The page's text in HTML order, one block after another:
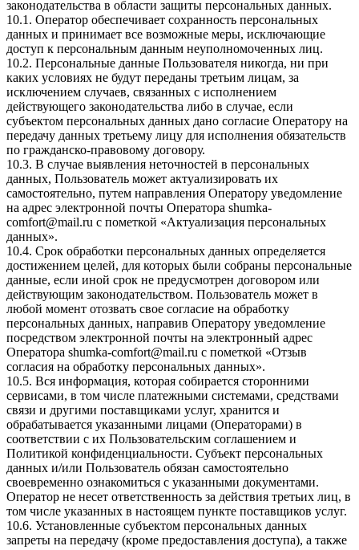
законодательства в области защиты персональных данных.
10.1. Оператор обеспечивает сохранность персональных
данных и принимает все возможные меры, исключающие
доступ к персональным данным неуполномоченных лиц.
10.2. Персональные данные Пользователя никогда, ни при
каких условиях не будут переданы третьим лицам, за
исключением случаев, связанных с исполнением
действующего законодательства либо в случае, если
субъектом персональных данных дано согласие Оператору на
передачу данных третьему лицу для исполнения обязательств
по гражданско-правовому договору.
10.3. В случае выявления неточностей в персональных
данных, Пользователь может актуализировать их
самостоятельно, путем направления Оператору уведомление
на адрес электронной почты Оператора shumka-
comfort@mail.ru с пометкой «Актуализация персональных
данных».
10.4. Срок обработки персональных данных определяется
достижением целей, для которых были собраны персональные
данные, если иной срок не предусмотрен договором или
действующим законодательством. Пользователь может в
любой момент отозвать свое согласие на обработку
персональных данных, направив Оператору уведомление
посредством электронной почты на электронный адрес
Оператора shumka-comfort@mail.ru с пометкой «Отзыв
согласия на обработку персональных данных».
10.5. Вся информация, которая собирается сторонними
сервисами, в том числе платежными системами, средствами
связи и другими поставщиками услуг, хранится и
обрабатывается указанными лицами (Операторами) в
соответствии с их Пользовательским соглашением и
Политикой конфиденциальности. Субъект персональных
данных и/или Пользователь обязан самостоятельно
своевременно ознакомиться с указанными документами.
Оператор не несет ответственность за действия третьих лиц, в
том числе указанных в настоящем пункте поставщиков услуг.
10.6. Установленные субъектом персональных данных
запреты на передачу (кроме предоставления доступа), а также